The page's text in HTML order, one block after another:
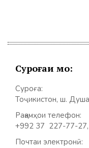
Суроғаи мо:
Суроға:
Тоҷикистон, ш.
Рақамҳои телефон:
+992 37 227-77-
Почтаи электронӣ: